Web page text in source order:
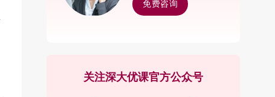
免费咨询
关注深大优课官方公众号